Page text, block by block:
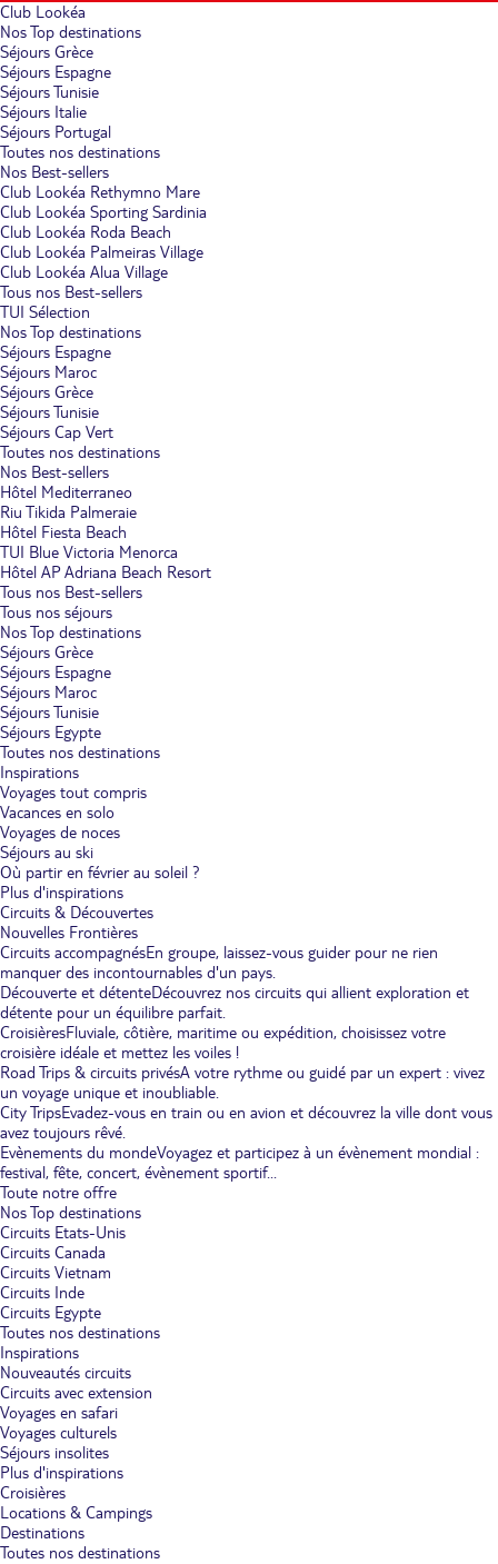
Club Lookéa
Nos Top destinations
Séjours Grèce
Séjours Espagne
Séjours Tunisie
Séjours Italie
Séjours Portugal
Toutes nos destinations
Nos Best-sellers
Club Lookéa Rethymno Mare
Club Lookéa Sporting Sardinia
Club Lookéa Roda Beach
Club Lookéa Palmeiras Village
Club Lookéa Alua Village
Tous nos Best-sellers
TUI Sélection
Nos Top destinations
Séjours Espagne
Séjours Maroc
Séjours Grèce
Séjours Tunisie
Séjours Cap Vert
Toutes nos destinations
Nos Best-sellers
Hôtel Mediterraneo
Riu Tikida Palmeraie
Hôtel Fiesta Beach
TUI Blue Victoria Menorca
Hôtel AP Adriana Beach Resort
Tous nos Best-sellers
Tous nos séjours
Nos Top destinations
Séjours Grèce
Séjours Espagne
Séjours Maroc
Séjours Tunisie
Séjours Egypte
Toutes nos destinations
Inspirations
Voyages tout compris
Vacances en solo
Voyages de noces
Séjours au ski
Où partir en février au soleil ?
Plus d'inspirations
Circuits & Découvertes
Nouvelles Frontières
Circuits accompagnésEn groupe, laissez-vous guider pour ne rien
manquer des incontournables d'un pays.
Découverte et détenteDécouvrez nos circuits qui allient exploration et
détente pour un équilibre parfait.
CroisièresFluviale, côtière, maritime ou expédition, choisissez votre
croisière idéale et mettez les voiles !
Road Trips & circuits privésA votre rythme ou guidé par un expert : vivez
un voyage unique et inoubliable.
City TripsEvadez-vous en train ou en avion et découvrez la ville dont vous
avez toujours rêvé.
Evènements du mondeVoyagez et participez à un évènement mondial :
festival, fête, concert, évènement sportif...
Toute notre offre
Nos Top destinations
Circuits Etats-Unis
Circuits Canada
Circuits Vietnam
Circuits Inde
Circuits Egypte
Toutes nos destinations
Inspirations
Nouveautés circuits
Circuits avec extension
Voyages en safari
Voyages culturels
Séjours insolites
Plus d'inspirations
Croisières
Locations & Campings
Destinations
Toutes nos destinations